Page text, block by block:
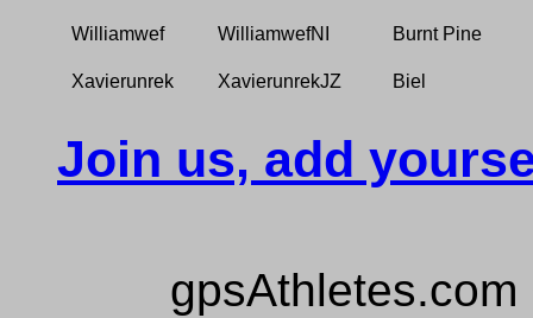
Williamwef WilliamwefNI Burnt Pine
Xavierunrek XavierunrekJZ Biel
Join us, add